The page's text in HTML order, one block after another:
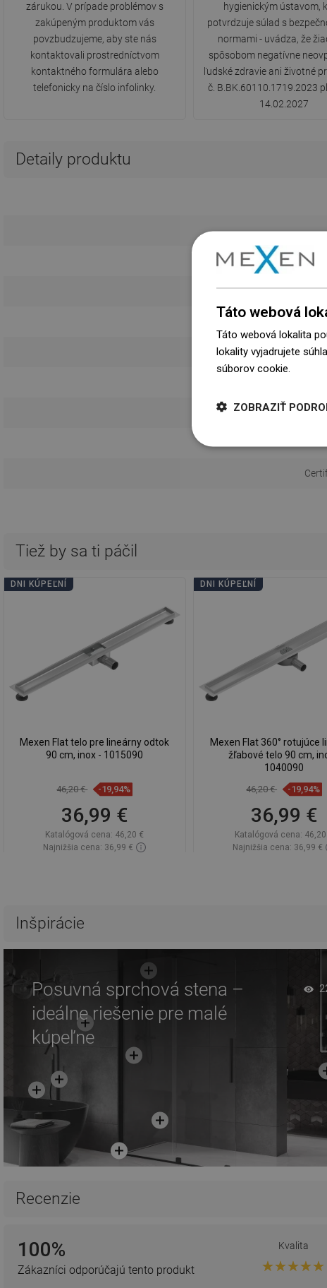
zárukou. V prípade problémov s
zakúpeným produktom vás
povzbudzujeme, aby ste nás
kontaktovali prostredníctvom
kontaktného formulára alebo
telefonicky na číslo infolinky.
hygienickým ústavom,
potvrdzuje súlad s
normami - uvádza, že
spôsobom negatívne
ľudské zdravie ani životné
č. B.BK.60110.1719.2023
14.02.2027
Detaily produktu
Vzor
Možnosť
Informácie o
Tiež by sa ti páčil
DNI KÚPEĽNÍ
Mexen Flat telo pre lineárny odtok
90 cm, inox - 1015090
46,20 € -19,94%
36,99 €
Katalógová cena: 46,20 €
Najnižšia cena: 36,99 €
Porovnaj
DNI KÚPEĽNÍ
Mexen Flat 360° rotujúce
žľabové telo 90 cm,
1040090
46,20 € -19,94%
36,99 €
Katalógová cena:
Najnižšia cena: 36,99 €
Inšpirácie
Posuvná sprchová stena –
ideálne riešenie pre malé
kúpeľne
Recenzie
100%
Zákazníci odporúčajú tento produkt
Kvalita
Táto webová
Táto webová lokalita
lokality vyjadrujete
súborov cookie.
ZOBRAZIŤ